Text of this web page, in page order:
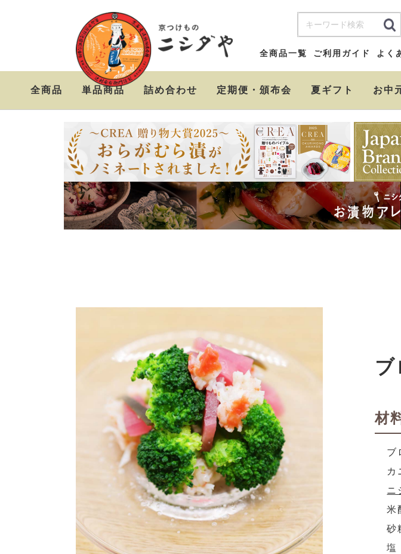
全商品一覧 ご利用ガイド よく
全商品 単品商品 詰め合わせ
セット
ット
定期便・頒布会 夏ギフト お中
材
ブ
カ
ニ
米
砂
塩